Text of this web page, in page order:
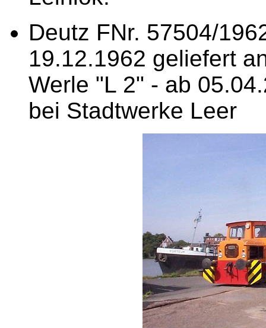
Deutz FNr. 57504/
19.12.1962 geliefert
Werle "L 2" - ab
bei Stadtwerke Leer